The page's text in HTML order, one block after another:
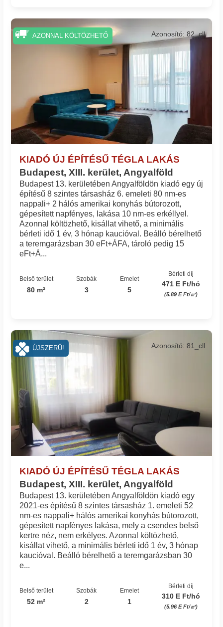
KIADÓ ÚJ ÉPÍTÉSŰ TÉGLA LAKÁS
Budapest, XIII. kerület, Angyalföld
Azonosító: 82_cll
Budapest 13. kerületében Angyalföldön kiadó egy új
építésű 8 szintes társasház 6. emeleti 80 nm-es
nappali+ 2 hálós amerikai konyhás bútorozott,
gépesített napfényes, lakása 10 nm-es erkéllyel.
Azonnal költözhető, kisállat vihető, a minimális
bérleti idő 1 év, 3 hónap kaucióval. Beálló bérelhető
a teremgarázsban 30 eFt+ÁFA, tároló pedig 15
eFt+Á...
Belső terület
80 m²
Szobák
3
Emelet
5
Bérleti díj
471 E Ft/hó
(5.89 E Ft/㎡)
AZONNAL KÖLTÖZHETŐ
KIADÓ ÚJ ÉPÍTÉSŰ TÉGLA LAKÁS
Budapest, XIII. kerület, Angyalföld
Azonosító: 81_cll
Budapest 13. kerületében Angyalföldön kiadó egy
2021-es építésű 8 szintes társasház 1. emeleti 52
nm-es nappali+ hálós amerikai konyhás bútorozott,
gépesített napfényes lakása, mely a csendes belső
kertre néz, nem erkélyes. Azonnal költözhető,
kisállat vihető, a minimális bérleti idő 1 év, 3 hónap
kaucióval. Beálló bérelhető a teremgarázsban 30
e...
Belső terület
52 m²
Szobák
2
Emelet
1
Bérleti díj
310 E Ft/hó
(5.96 E Ft/㎡)
ÚJSZERŰ!